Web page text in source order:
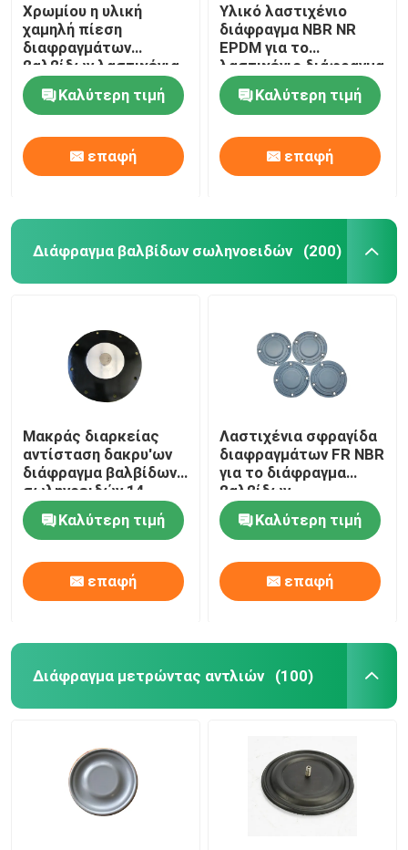
Χρωμίου η υλική
χαμηλή πίεση
διαφραγμάτων
βαλβίδων λαστιχένια
βγάζει από τη θέση
που ήταν τις
εξαρτήσεις
Diaphrgams βαλβίδων
Καλύτερη τιμή
επαφή
Υλικό λαστιχένιο
διάφραγμα NBR NR
EPDM για το
λαστιχένιο διάφραγμα
εξαρτήσεων
αεροφρένων
Καλύτερη τιμή
επαφή
Διάφραγμα βαλβίδων σωληνοειδών (200)
Μακράς διαρκείας
αντίσταση δακρυ'ων
διάφραγμα βαλβίδων
σωληνοειδών 14
ίντσας για την
αφαίρεση σκόνης
εγκαταστάσεων
παραγωγής ενέργειας
Καλύτερη τιμή
επαφή
Λαστιχένια σφραγίδα
διαφραγμάτων FR NBR
για το διάφραγμα
βαλβίδων
σωληνοειδών
εξοπλισμού
αφαίρεσης σκόνης
Καλύτερη τιμή
επαφή
Διάφραγμα μετρώντας αντλιών (100)